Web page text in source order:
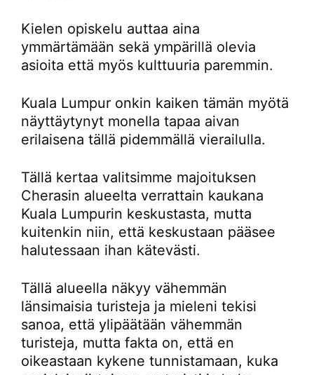
Kielen opiskelu auttaa aina
ymmärtämään sekä ympärillä olevia
asioita että myös kulttuuria paremmin.
Kuala Lumpur onkin kaiken tämän myötä
näyttäytynyt monella tapaa aivan
erilaisena tällä pidemmällä vierailulla.
Tällä kertaa valitsimme majoituksen
Cherasin alueelta verrattain kaukana
Kuala Lumpurin keskustasta, mutta
kuitenkin niin, että keskustaan pääsee
halutessaan ihan kätevästi.
Tällä alueella näkyy vähemmän
länsimaisia turisteja ja mieleni tekisi
sanoa, että ylipäätään vähemmän
turisteja, mutta fakta on, että en
oikeastaan kykene tunnistamaan, kuka